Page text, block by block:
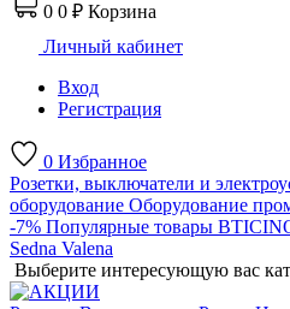
0 0 ₽ Корзина
Личный кабинет
Вход
Регистрация
0 Избранное
Розетки, выключатели и
оборудование Оборудование
-7% Популярные товары
Sedna Valena
Выберите интересующую вас